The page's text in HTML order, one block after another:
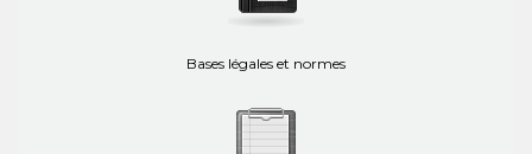
Bases légales et normes